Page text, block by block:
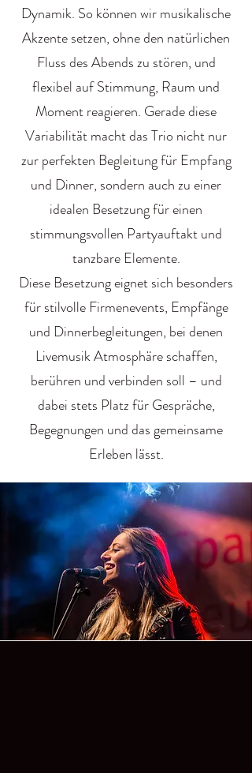
Dynamik. So können wir musikalische
Akzente setzen, ohne den natürlichen
Fluss des Abends zu stören, und
flexibel auf Stimmung, Raum und
Moment reagieren. Gerade diese
Variabilität macht das Trio nicht nur
zur perfekten Begleitung für Empfang
und Dinner, sondern auch zu einer
idealen Besetzung für einen
stimmungsvollen Partyauftakt und
tanzbare Elemente.
Diese Besetzung eignet sich besonders
für stilvolle Firmenevents, Empfänge
und Dinnerbegleitungen, bei denen
Livemusik Atmosphäre schaffen,
berühren und verbinden soll – und
dabei stets Platz für Gespräche,
Begegnungen und das gemeinsame
Erleben lässt.